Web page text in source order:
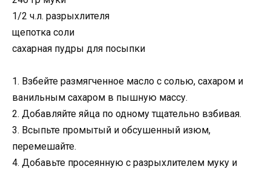
1/2 ч.л. разрыхлителя
щепотка соли
сахарная пудры для посыпки
1. Взбейте размягченное масло с солью, сахаром и
ванильным сахаром в пышную массу.
2. Добавляйте яйца по одному тщательно взбивая.
3. Всыпьте промытый и обсушенный изюм,
перемешайте.
4. Добавьте просеянную с разрыхлителем муку и